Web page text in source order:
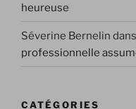
heureuse
Séverine Bernelin dans
professionnelle
CATÉGORIES